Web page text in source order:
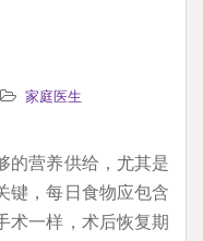
家庭医生
的营养供给，尤其是
键，每日食物应包含
术一样，术后恢复期